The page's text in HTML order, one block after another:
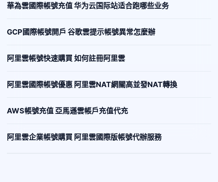
華為雲國際帳號充值 华为云国际站适合跑哪些业务
GCP國際帳號開戶 谷歌雲提示帳號異常怎麼辦
阿里雲帳號快速購買 如何註冊阿里雲
阿里雲國際帳號優惠 阿里雲NAT網關高並發NAT轉換
AWS帳號充值 亞馬遜雲帳戶充值代充
阿里雲企業帳號購買 阿里雲國際版帳號代辦服務